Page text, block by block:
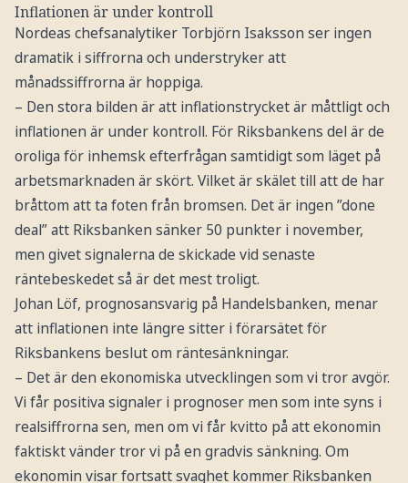
Inflationen är under kontroll
Nordeas chefsanalytiker Torbjörn Isaksson ser ingen
dramatik i siffrorna och understryker att
månadssiffrorna är hoppiga.
– Den stora bilden är att inflationstrycket är måttligt och
inflationen är under kontroll. För Riksbankens del är de
oroliga för inhemsk efterfrågan samtidigt som läget på
arbetsmarknaden är skört. Vilket är skälet till att de har
bråttom att ta foten från bromsen. Det är ingen ”done
deal” att Riksbanken sänker 50 punkter i november,
men givet signalerna de skickade vid senaste
räntebeskedet så är det mest troligt.
Johan Löf, prognosansvarig på Handelsbanken, menar
att inflationen inte längre sitter i förarsätet för
Riksbankens beslut om räntesänkningar.
– Det är den ekonomiska utvecklingen som vi tror avgör.
Vi får positiva signaler i prognoser men som inte syns i
realsiffrorna sen, men om vi får kvitto på att ekonomin
faktiskt vänder tror vi på en gradvis sänkning. Om
ekonomin visar fortsatt svaghet kommer Riksbanken